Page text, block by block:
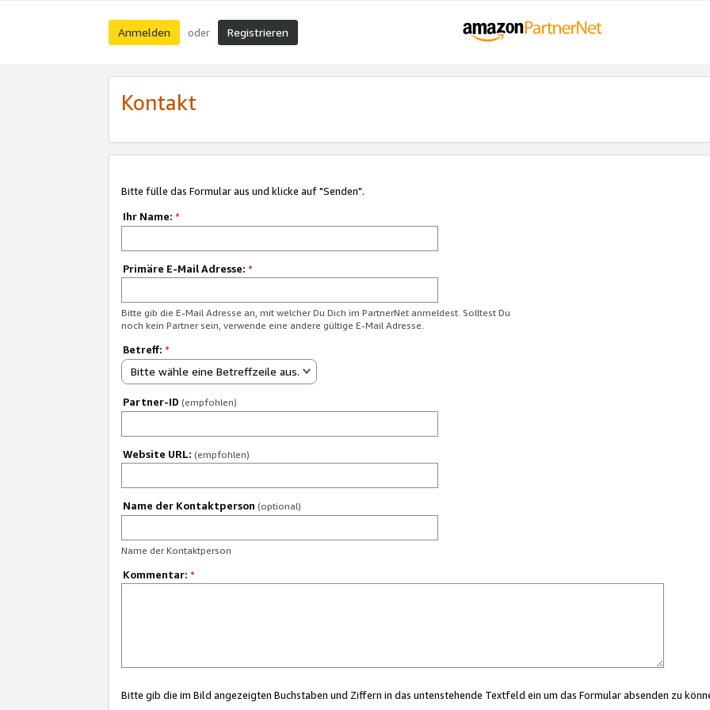
Anmelden oder Registrieren
Kontakt
Bitte fülle das Formular aus und klicke auf "Senden".
Ihr Name: *
Primäre E-Mail Adresse: *
Bitte gib die E-Mail Adresse an, mit welcher Du Dich im PartnerNet anmeldest. Solltest Du
noch kein Partner sein, verwende eine andere gültige E-Mail Adresse.
Betreff: *
Bitte wähle eine Betreffzeile aus.
Partner-ID (empfohlen)
Website URL: (empfohlen)
Name der Kontaktperson (optional)
Name der Kontaktperson
Kommentar: *
Bitte gib die im Bild angezeigten Buchstaben und Ziffern in das untenstehende Textfeld ein um das Formular absenden zu